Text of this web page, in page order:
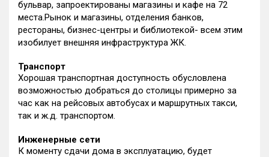
бульвар, запроектированы магазины и кафе на 72
места.Рынок и магазины, отделения банков,
рестораны, бизнес-центры и библиотекой- всем этим
изобилует внешняя инфраструктура ЖК.
Транспорт
Хорошая транспортная доступность обусловлена
возможностью добраться до столицы примерно за
час как на рейсовых автобусах и маршрутных такси,
так и ж.д. транспортом.
Инженерные сети
К моменту сдачи дома в эксплуатацию, будет